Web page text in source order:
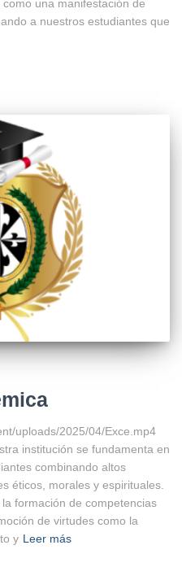
una manifestación de
a nuestros estudiantes que
uploads/2025/04/Exce.mp4
institución se fundamenta en
combinando altos
éticos, morales y espirituales.
formación de competencias
de virtudes como la
y Leer más